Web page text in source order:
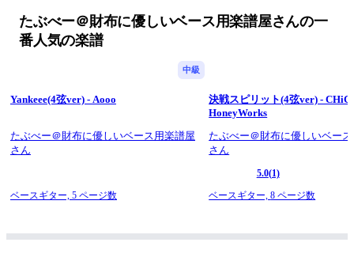
purchasing.
◆Features
I create and sell these at the lowest possible price so that
students and beginners can easily purchase them, and as a
bassist myself, I also pay attention to making them easy to
read.
◆4-string or 5-string
The title of the song clearly indicates whether it is for a 4-string
bass or a 5-string bass.
The TAB numbers are large to make them easy to see, and the
lines are divided every 4 bars as much as possible, so I am
situation, so please study the notation numbers yourself.
たぶべー＠財布に優しいベース用楽譜屋さんの一
番人気の楽譜
中級
Yankeee(4弦ver) - Aooo
たぶべー＠財布に優しいベース用楽譜屋
さん
ベースギター, 5 ページ数
決戦スピリット(4弦ver) -
HoneyWorks
たぶべー＠財布に優しいベー
さん
5.0(1)
ベースギター,8 ページ数